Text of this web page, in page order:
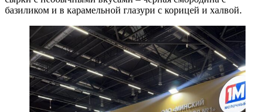
базиликом и в карамельной глазури с корицей и халвой.